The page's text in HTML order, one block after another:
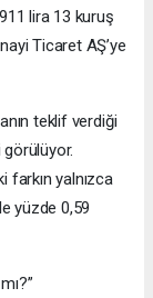
lira 13 kuruş
Ticaret AŞ’ye
teklif verdiği
farkın yalnızca
yüzde 0,59